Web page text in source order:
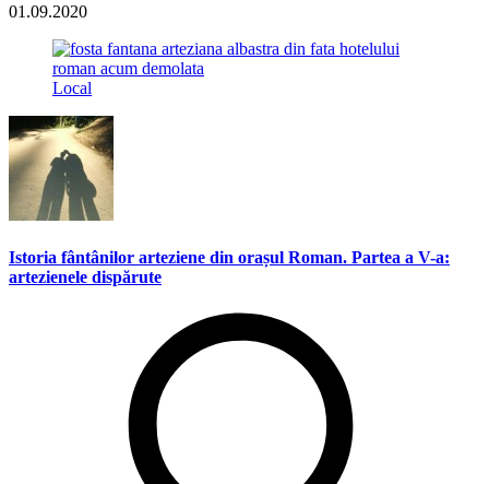
01.09.2020
Local
Istoria fântânilor arteziene din orașul Roman. Partea a V-a:
artezienele dispărute